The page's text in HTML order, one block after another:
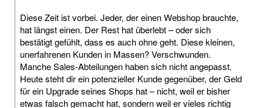
Diese Zeit ist vorbei. Jeder, der einen Webshop brauchte,
hat längst einen. Der Rest hat überlebt – oder sich
bestätigt gefühlt, dass es auch ohne geht. Diese kleinen,
unerfahrenen Kunden in Massen? Verschwunden.
Manche Sales-Abteilungen haben sich nicht angepasst.
Heute steht dir ein potenzieller Kunde gegenüber, der Geld
für ein Upgrade seines Shops hat – nicht, weil er bisher
etwas falsch gemacht hat, sondern weil er vieles richtig